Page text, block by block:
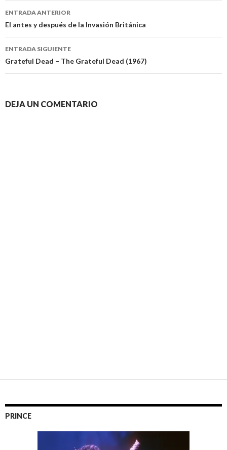
Navegación
de
entradas
ENTRADA ANTERIOR
El antes y después de la Invasión Británica
ENTRADA SIGUIENTE
Grateful Dead – The Grateful Dead (1967)
DEJA UN COMENTARIO
PRINCE